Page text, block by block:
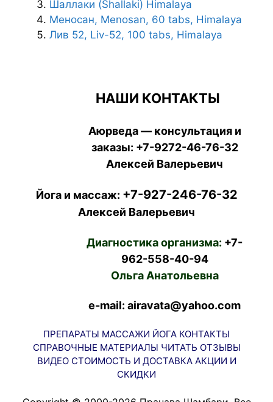
Шаллаки (Shallaki) Himalaya
Меносан, Menosan, 60 tabs, Himalaya
Лив 52, Liv-52, 100 tabs, Himalaya
НАШИ КОНТАКТЫ
Аюрведа — консультация и
заказы: +7-9272-46-76-32
Алексей Валерьевич
Йога и массаж: +7-927-246-76-32
Алексей Валерьевич
Диагностика организма: +7-
962-558-40-94
Ольга Анатольевна
e-mail: airavata@yahoo.com
ПРЕПАРАТЫ МАССАЖИ ЙОГА КОНТАКТЫ
СПРАВОЧНЫЕ МАТЕРИАЛЫ ЧИТАТЬ ОТЗЫВЫ
ВИДЕО СТОИМОСТЬ И ДОСТАВКА АКЦИИ И
СКИДКИ